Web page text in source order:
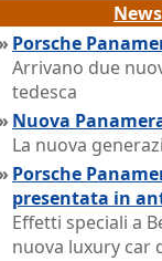
» Porsche
Arrivano due
tedesca
» Nuova
La nuova
» Porsche
presentata in
Effetti speciali a
nuova luxury car